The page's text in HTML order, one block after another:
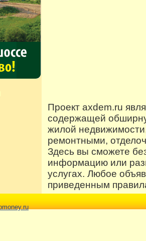
Проект axdem.ru
содержащей
жилой
ремонтными,
Здесь вы сможете
информацию или
услугах. Любое
приведенным